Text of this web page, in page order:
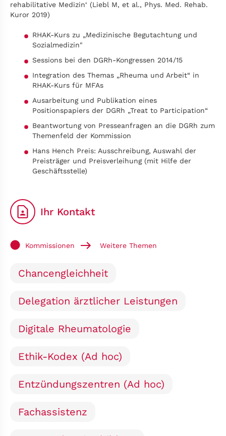
rehabilitative Medizin‘ (Liebl M, et al., Phys. Med. Rehab.
Kuror 2019)
RHAK-Kurs zu „Medizinische Begutachtung und
Sozialmedizin"
Sessions bei den DGRh-Kongressen 2014/15
Integration des Themas „Rheuma und Arbeit“ in
RHAK-Kurs für MFAs
Ausarbeitung und Publikation eines
Positionspapiers der DGRh „Treat to Participation“
Beantwortung von Presseanfragen an die DGRh zum
Themenfeld der Kommission
Hans Hench Preis: Ausschreibung, Auswahl der
Preisträger und Preisverleihung (mit Hilfe der
Geschäftsstelle)
Ihr Kontakt
Kommissionen Weitere Themen
Chancengleichheit
Delegation ärztlicher Leistungen
Digitale Rheumatologie
Ethik-Kodex (Ad hoc)
Entzündungszentren (Ad hoc)
Fachassistenz